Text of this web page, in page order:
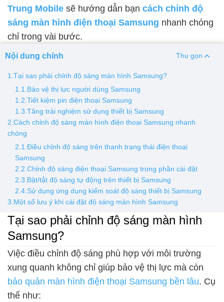
Màn hình Vsmart Màn hình Google Pixel
Thay pin
Pin iPhone
Pin Realme
Thay vỏ
Vỏ iPhone Vỏ Samsung Vỏ Xiaomi
Vỏ Huawei Vỏ Vivo
Trung Mobile sẽ hướng dẫn bạn cách chỉnh độ
sáng màn hình điện thoại Samsung nhanh chóng
chỉ trong vài bước.
Nội dung chính Thu gọn
1.Tại sao phải chỉnh độ sáng màn hình Samsung?
1.1.Bảo vệ thị lực người dùng Samsung
1.2.Tiết kiệm pin điện thoại Samsung
1.3.Tăng trải nghiệm sử dụng thiết bị Samsung
2.Cách chỉnh độ sáng màn hình điện thoại Samsung nhanh
chóng
2.1.Điều chỉnh độ sáng trên thanh trạng thái điện thoại
Samsung
2.2.Chỉnh độ sáng điện thoại Samsung trong phần cài đặt
2.3.Bật/tắt độ sáng tự động trên thiết bị Samsung
2.4.Sử dụng ứng dụng kiểm soát độ sáng thiết bị Samsung
3.Một số lưu ý khi cài đặt độ sáng màn hình Samsung
Tại sao phải chỉnh độ sáng màn hình
Samsung?
Việc điều chỉnh độ sáng phù hợp với môi trường
xung quanh không chỉ giúp bảo vệ thị lực mà còn
bảo quản màn hình điện thoại Samsung bền lâu. Cụ
thể như: